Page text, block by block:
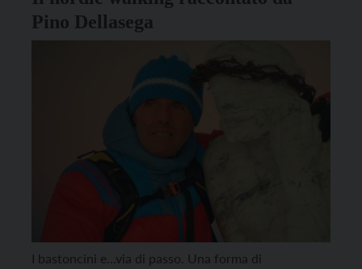
Pino Dellasega
I bastoncini e...via di passo. Una forma di